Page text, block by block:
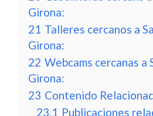
Girona:
21 Talleres cercanos a
Girona:
22 Webcams cercanas a
Girona:
23 Contenido
23.1 Publicaciones